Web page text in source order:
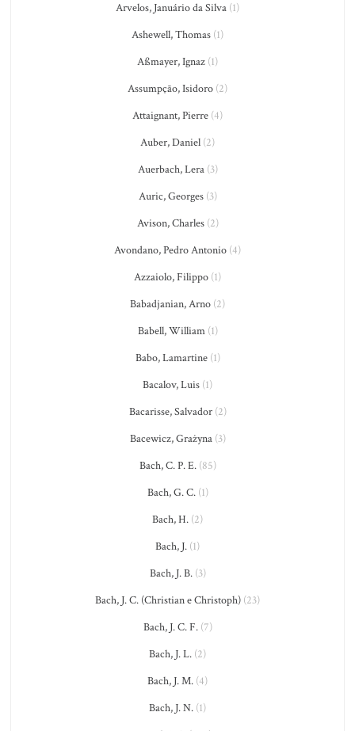
Arvelos, Januário da Silva (1)
Ashewell, Thomas (1)
Aßmayer, Ignaz (1)
Assumpção, Isidoro (2)
Attaignant, Pierre (4)
Auber, Daniel (2)
Auerbach, Lera(3)
Auric, Georges(3)
Avison, Charles(2)
Avondano, Pedro Antonio (4)
Azzaiolo, Filippo (1)
Babadjanian, Arno (2)
Babell, William(1)
Babo, Lamartine(1)
Bacalov, Luis (1)
Bacarisse, Salvador(2)
Bacewicz, Grażyna(3)
Bach, C. P. E.(85)
Bach, G. C.(1)
Bach, H. (2)
Bach, J. (1)
Bach, J. B.(3)
Bach, J. C. (Christian e Christoph) (23)
Bach, J. C. F.(7)
Bach, J. L. (2)
Bach, J. M. (4)
Bach, J. N. (1)